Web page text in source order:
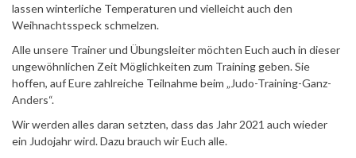
lassen winterliche Temperaturen und vielleicht auch den
Weihnachtsspeck schmelzen.
Alle unsere Trainer und Übungsleiter möchten Euch auch in dieser
ungewöhnlichen Zeit Möglichkeiten zum Training geben. Sie
hoffen, auf Eure zahlreiche Teilnahme beim „Judo-Training-Ganz-
Anders“.
Wir werden alles daran setzten, dass das Jahr 2021 auch wieder
ein Judojahr wird. Dazu brauch wir Euch alle.